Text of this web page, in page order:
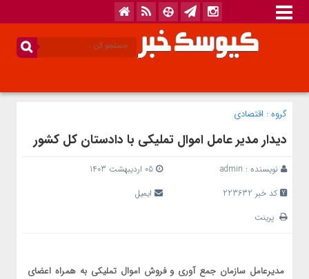
گروه : اقتصادی
دیدار مدیر عامل اموال تملیکی با دادستان کل کشور
نویسنده : admin
05 اردیبهشت 1403
کد خبر 223632
ایمیل
پرینت
مدیرعامل سازمان جمع آوری و فروش اموال تملیکی به همراه اعضای